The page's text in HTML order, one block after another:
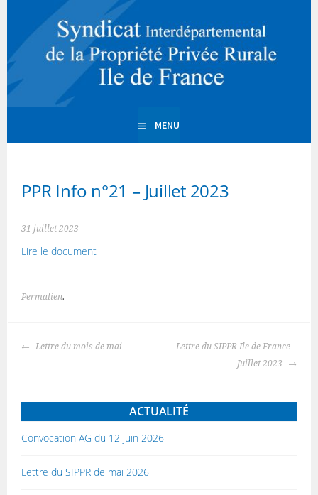
contenu
principal
Syndicat
interdépartemental de la
Propriété Privée Rurale
d'Ile de France
SIPPR Ile de France
MENU
PPR Info n°21 – Juillet 2023
31 juillet 2023
Lire le document
Permalien.
Navigation
Lettre du mois de mai
Lettre du SIPPR Ile de France –
Juillet 2023
ACTUALITÉ
Convocation AG du 12 juin 2026
Lettre du SIPPR de mai 2026